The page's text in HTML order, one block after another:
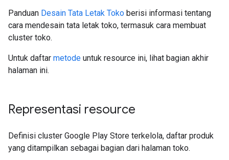
Panduan Desain Tata Letak Toko berisi informasi tentang
cara mendesain tata letak toko, termasuk cara membuat
cluster toko.
Untuk daftar metode untuk resource ini, lihat bagian akhir
halaman ini.
Representasi resource
Definisi cluster Google Play Store terkelola, daftar produk
yang ditampilkan sebagai bagian dari halaman toko.